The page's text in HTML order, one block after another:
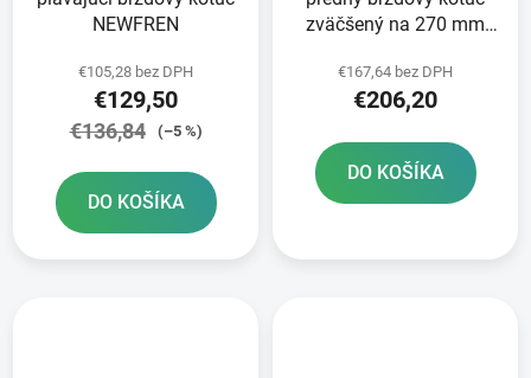
NEWFREN
€105,28 bez DPH
€129,50
€136,84 (–5 %)
DO KOŠÍKA
zväčšený na 270 mm
€167,64 bez DPH
€206,20
DO KOŠÍKA